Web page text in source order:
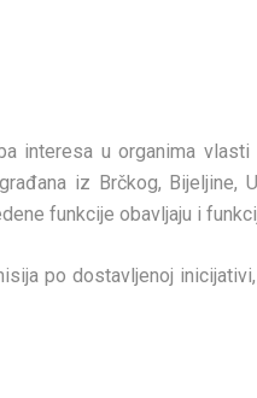
interesa u organima
iz Brčkog, Bijeljine,
funkcije obavljaju i
po dostavljenoj